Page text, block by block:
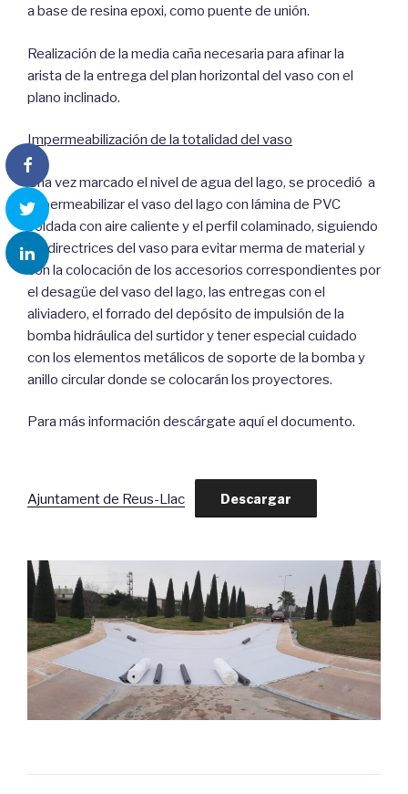
a base de resina epoxi, como puente de unión.
Realización de la media caña necesaria para afinar la
arista de la entrega del plan horizontal del vaso con el
plano inclinado.
Impermeabilización de la totalidad del vaso
Una vez marcado el nivel de agua del lago, se procedió a
impermeabilizar el vaso del lago con lámina de PVC
soldada con aire caliente y el perfil colaminado, siguiendo
las directrices del vaso para evitar merma de material y
con la colocación de los accesorios correspondientes por
el desagüe del vaso del lago, las entregas con el
aliviadero, el forrado del depósito de impulsión de la
bomba hidráulica del surtidor y tener especial cuidado
con los elementos metálicos de soporte de la bomba y
anillo circular donde se colocarán los proyectores.
Para más información descárgate aquí el documento.
Ajuntament de Reus-Llac Descargar